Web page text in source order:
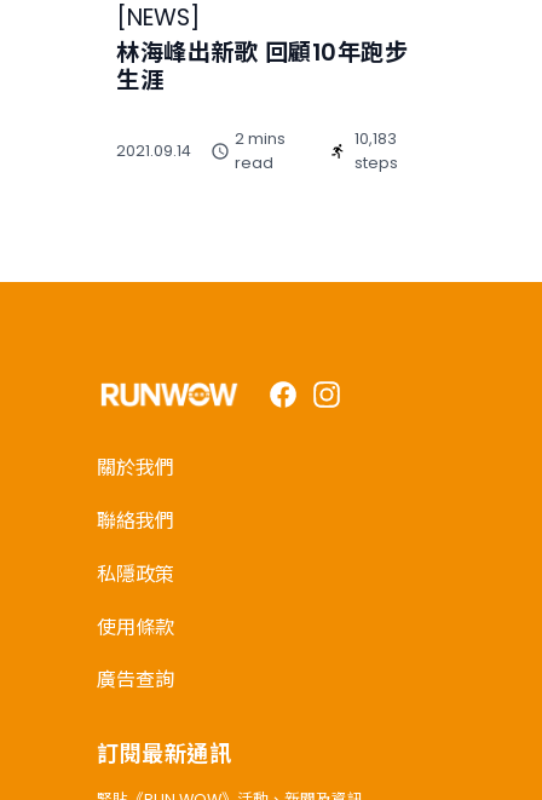
NEWS
林海峰出新歌 回顧10年跑步
生涯
2021.09.14
2 mins
read
10,183
steps
FacebookInstagram
關於我們
聯絡我們
私隱政策
使用條款
廣告查詢
訂閱最新通訊